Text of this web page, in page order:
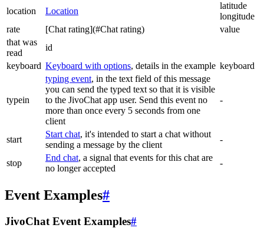
location Location
latitude
longitude
rate
[Chat rating](#Chat rating)
value
that was
read
id
keyboard Keyboard with options, details in the example keyboard
typein
typing event, in the text field of this message
you can send the typed text so that it is visible
to the JivoChat app user. Send this event no
more than once every 5 seconds from one
client
-
start
Start chat, it's intended to start a chat without
sending a message by the client
-
stop
End chat, a signal that events for this chat are
no longer accepted
-
Event Examples#
JivoChat Event Examples#